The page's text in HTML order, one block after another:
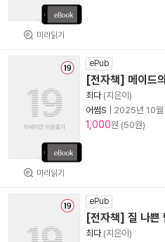
미리읽기
미리읽기
ePub
[전자책] 메이드
최다(지은이)
어썸S
2025년 10월
1,000원 (50원)
ePub
[전자책] 질 나쁜
최다(지은이)